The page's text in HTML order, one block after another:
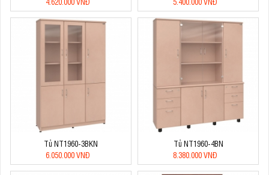
Tủ NT1960-3BKN
6.050.000 VNĐ
Tủ NT1960-4BN
8.380.000 VNĐ